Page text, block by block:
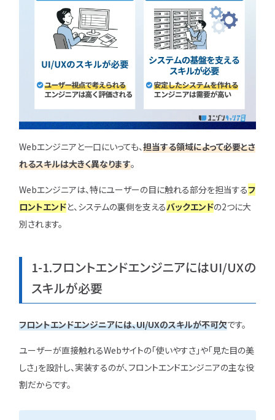
企業研究・求人
応募書類・資格
面接対策・内定
特集一覧
部」
Webエンジニアと一口にいっても、担当する領域によって必要とさ
れるスキルは大きく異なります。
Webエンジニアは、特にユーザーの目に触れる部分を担当するフ
ロントエンドと、システムの裏側を支えるバックエンドの2つに大
別されます。
1-1.フロントエンドエンジニアにはUI/UXの
スキルが必要
フロントエンドエンジニアには、UI/UXのスキルが不可欠です。
ユーザーが直接触れるWebサイトの「使いやすさ」や「見た目の美
しさ」を設計し、実装するのが、フロントエンドエンジニアの主な役
割だからです。